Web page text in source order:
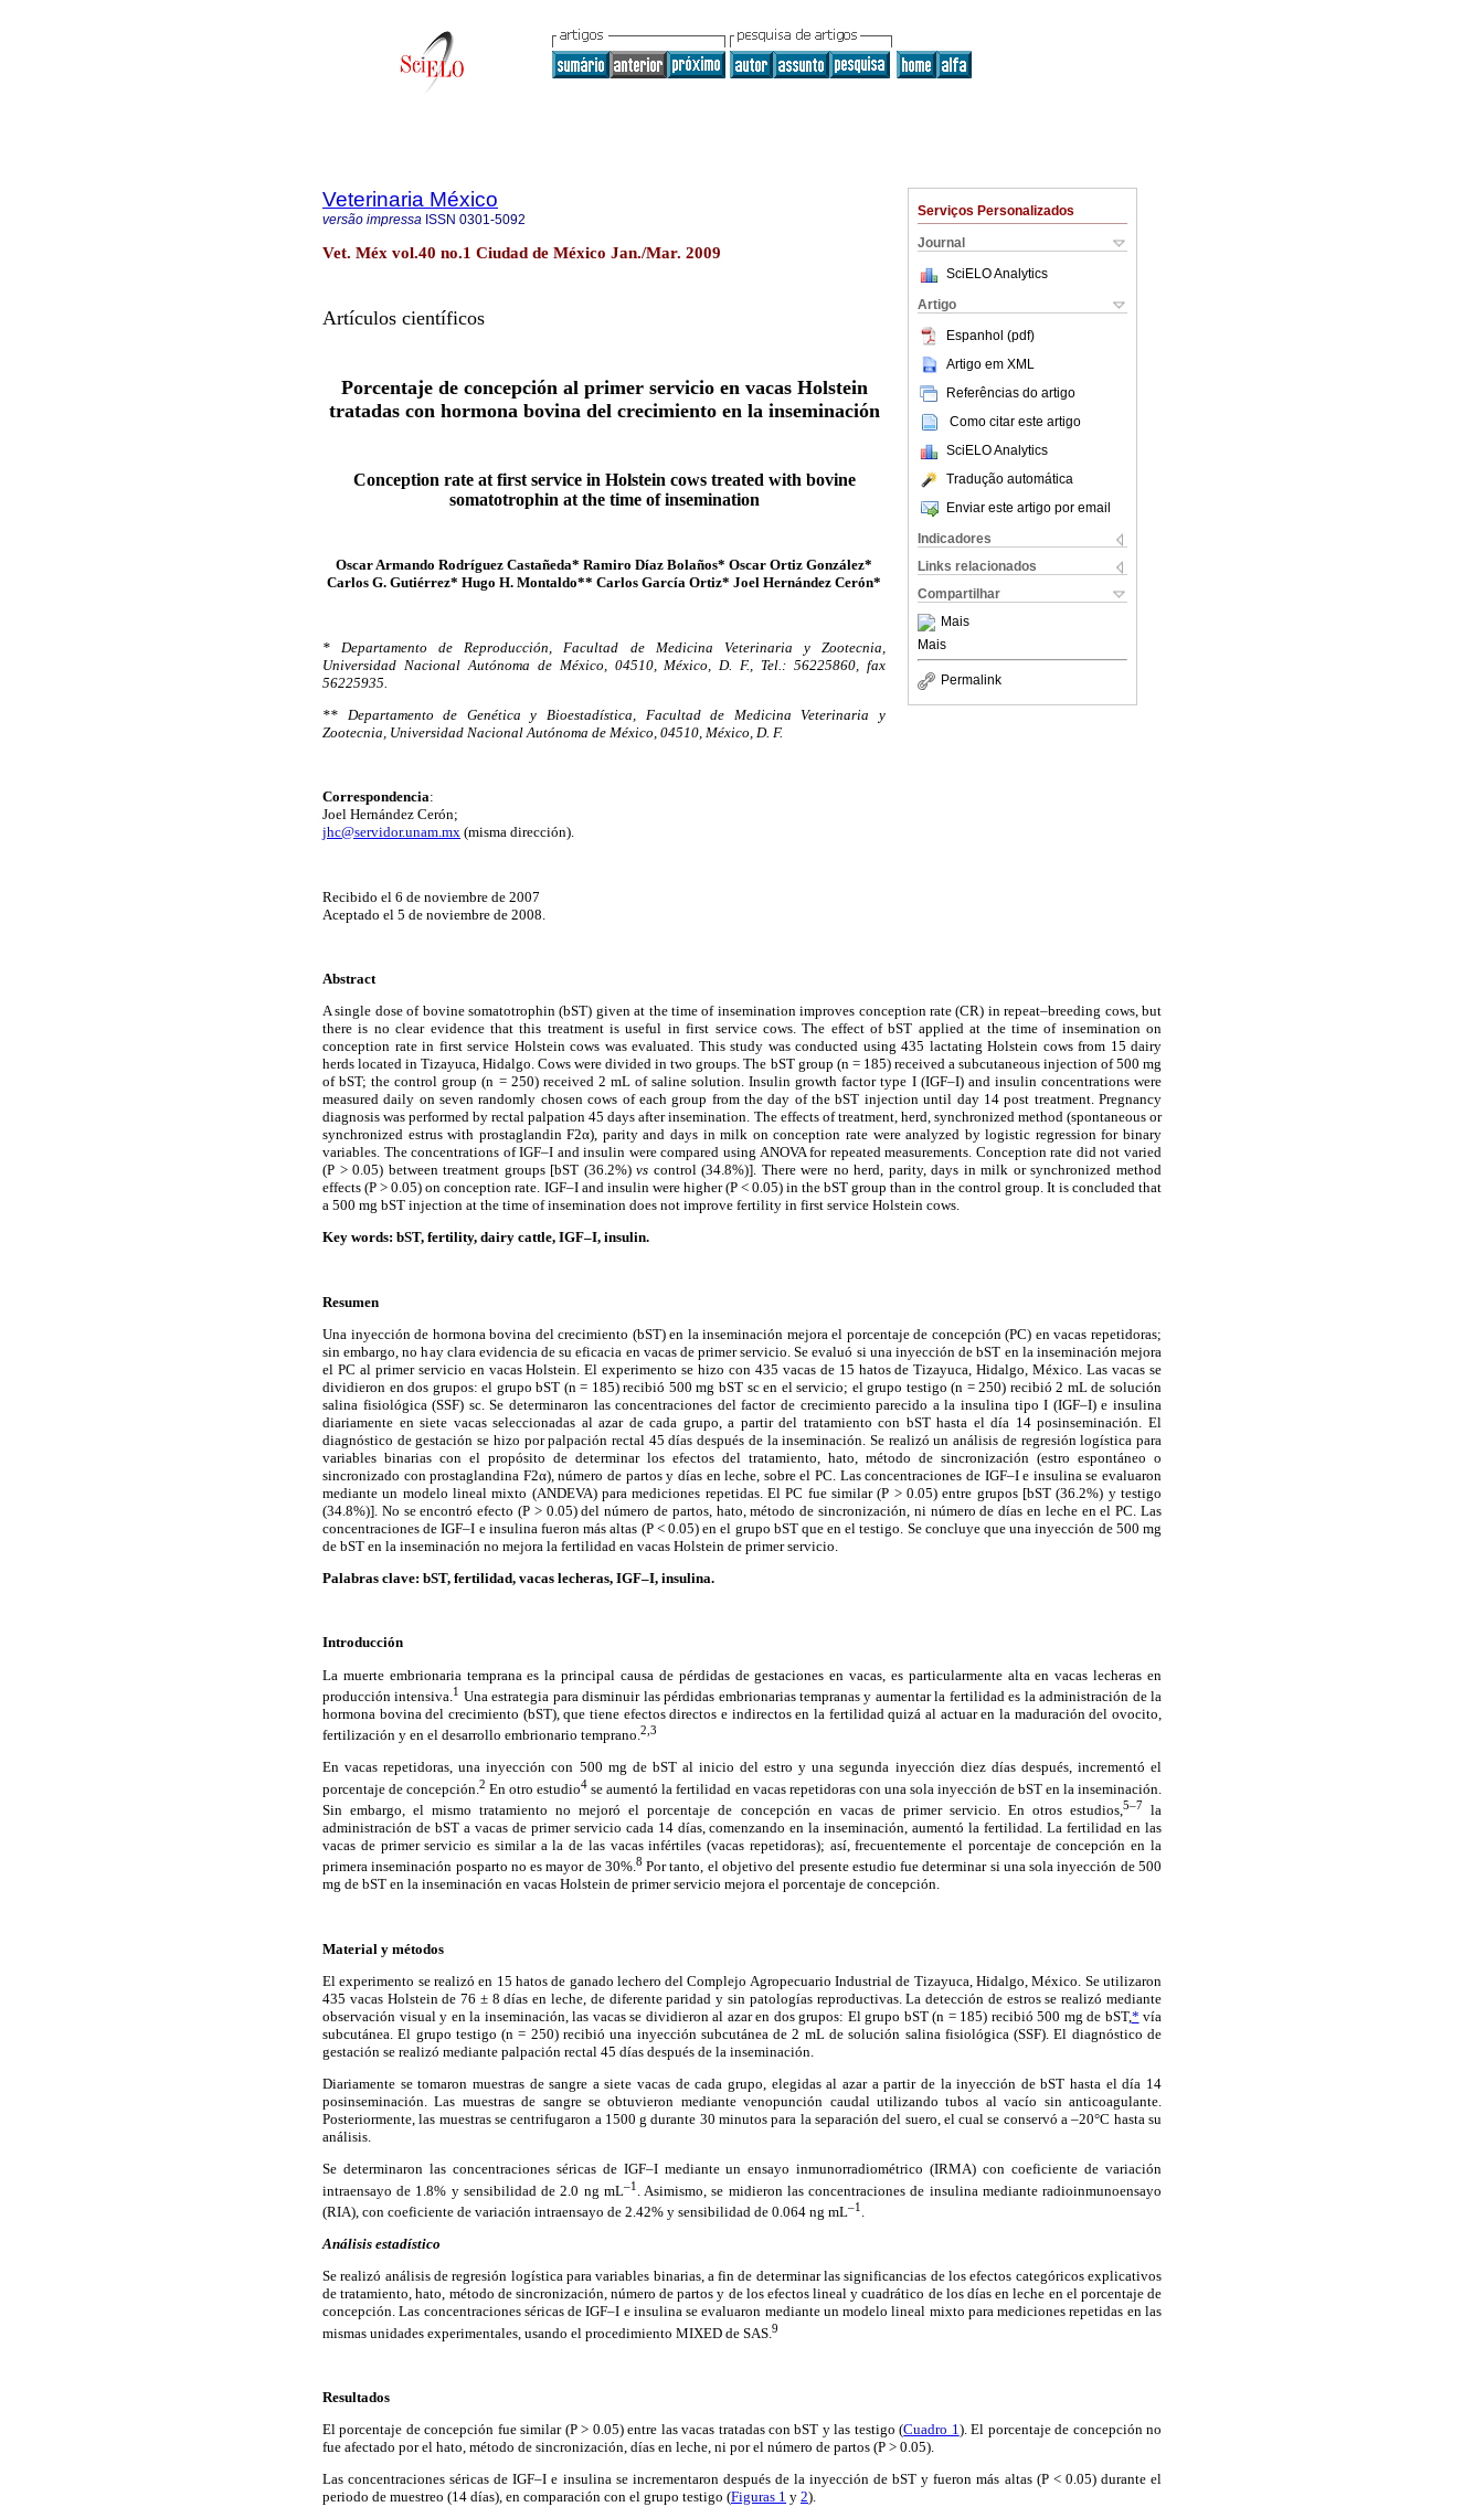
Serviços Personalizados
Journal
SciELO Analytics
Artigo
Espanhol (pdf)
Artigo em XML
Referências do artigo
Como citar este artigo
SciELO Analytics
Tradução automática
Enviar este artigo por email
Indicadores
Links relacionados
Compartilhar
Mais
Mais
Permalink
Veterinaria México
versão impressa ISSN 0301-5092
Vet. Méx vol.40 no.1 Ciudad de México Jan./Mar. 2009
Artículos científicos
Porcentaje de concepción al primer servicio en vacas Holstein
tratadas con hormona bovina del crecimiento en la inseminación
Conception rate at first service in Holstein cows treated with bovine
somatotrophin at the time of insemination
Oscar Armando Rodríguez Castañeda* Ramiro Díaz Bolaños* Oscar Ortiz González*
Carlos G. Gutiérrez* Hugo H. Montaldo** Carlos García Ortiz* Joel Hernández Cerón*
* Departamento de Reproducción, Facultad de Medicina Veterinaria y Zootecnia,
Universidad Nacional Autónoma de México, 04510, México, D. F., Tel.: 56225860, fax
56225935.
** Departamento de Genética y Bioestadística, Facultad de Medicina Veterinaria y
Zootecnia, Universidad Nacional Autónoma de México, 04510, México, D. F.
Correspondencia:
Joel Hernández Cerón;
jhc@servidor.unam.mx (misma dirección).
Recibido el 6 de noviembre de 2007
Aceptado el 5 de noviembre de 2008.
Abstract
A single dose of bovine somatotrophin (bST) given at the time of insemination improves conception rate (CR) in repeat–breeding cows, but
there is no clear evidence that this treatment is useful in first service cows. The effect of bST applied at the time of insemination on
conception rate in first service Holstein cows was evaluated. This study was conducted using 435 lactating Holstein cows from 15 dairy
herds located in Tizayuca, Hidalgo. Cows were divided in two groups. The bST group (n = 185) received a subcutaneous injection of 500 mg
of bST; the control group (n = 250) received 2 mL of saline solution. Insulin growth factor type I (IGF–I) and insulin concentrations were
measured daily on seven randomly chosen cows of each group from the day of the bST injection until day 14 post treatment. Pregnancy
diagnosis was performed by rectal palpation 45 days after insemination. The effects of treatment, herd, synchronized method (spontaneous or
synchronized estrus with prostaglandin F2α), parity and days in milk on conception rate were analyzed by logistic regression for binary
variables. The concentrations of IGF–I and insulin were compared using ANOVA for repeated measurements. Conception rate did not varied
(P > 0.05) between treatment groups [bST (36.2%)vs control (34.8%)]. There were no herd, parity, days in milk or synchronized method
effects (P > 0.05) on conception rate. IGF–I and insulin were higher (P < 0.05) in the bST group than in the control group. It is concluded that
a 500 mg bST injection at the time of insemination does not improve fertility in first service Holstein cows.
Key words: bST, fertility, dairy cattle, IGF–I, insulin.
Resumen
Una inyección de hormona bovina del crecimiento (bST) en la inseminación mejora el porcentaje de concepción (PC) en vacas repetidoras;
sin embargo, no hay clara evidencia de su eficacia en vacas de primer servicio. Se evaluó si una inyección de bST en la inseminación mejora
el PC al primer servicio en vacas Holstein. El experimento se hizo con 435 vacas de 15 hatos de Tizayuca, Hidalgo, México. Las vacas se
dividieron en dos grupos: el grupo bST (n = 185) recibió 500 mg bST sc en el servicio; el grupo testigo (n = 250) recibió 2 mL de solución
salina fisiológica (SSF) sc. Se determinaron las concentraciones del factor de crecimiento parecido a la insulina tipo I (IGF–I) e insulina
diariamente en siete vacas seleccionadas al azar de cada grupo, a partir del tratamiento con bST hasta el día 14 posinseminación. El
diagnóstico de gestación se hizo por palpación rectal 45 días después de la inseminación. Se realizó un análisis de regresión logística para
variables binarias con el propósito de determinar los efectos del tratamiento, hato, método de sincronización (estro espontáneo o
sincronizado con prostaglandina F2α), número de partos y días en leche, sobre el PC. Las concentraciones de IGF–I e insulina se evaluaron
mediante un modelo lineal mixto (ANDEVA) para mediciones repetidas. El PC fue similar (P > 0.05) entre grupos [bST (36.2%) y testigo
(34.8%)]. No se encontró efecto (P > 0.05) del número de partos, hato, método de sincronización, ni número de días en leche en el PC. Las
concentraciones de IGF–I e insulina fueron más altas (P < 0.05) en el grupo bST que en el testigo. Se concluye que una inyección de 500 mg
de bST en la inseminación no mejora la fertilidad en vacas Holstein de primer servicio.
Palabras clave: bST, fertilidad, vacas lecheras, IGF–I, insulina.
Introducción
La muerte embrionaria temprana es la principal causa de pérdidas de gestaciones en vacas, es particularmente alta en vacas lecheras en
producción intensiva. 1 Una estrategia para disminuir las pérdidas embrionarias tempranas y aumentar la fertilidad es la administración de la
hormona bovina del crecimiento (bST), que tiene efectos directos e indirectos en la fertilidad quizá al actuar en la maduración del ovocito,
fertilización y en el desarrollo embrionario temprano.2,3
En vacas repetidoras, una inyección con 500 mg de bST al inicio del estro y una segunda inyección diez días después, incrementó el
porcentaje de concepción.2 En otro estudio4 se aumentó la fertilidad en vacas repetidoras con una sola inyección de bST en la inseminación.
Sin embargo, el mismo tratamiento no mejoró el porcentaje de concepción en vacas de primer servicio. En otros estudios,5–7 la
administración de bST a vacas de primer servicio cada 14 días, comenzando en la inseminación, aumentó la fertilidad. La fertilidad en las
vacas de primer servicio es similar a la de las vacas infértiles (vacas repetidoras); así, frecuentemente el porcentaje de concepción en la
primera inseminación posparto no es mayor de 30%.8 Por tanto, el objetivo del presente estudio fue determinar si una sola inyección de 500
mg de bST en la inseminación en vacas Holstein de primer servicio mejora el porcentaje de concepción.
Material y métodos
El experimento se realizó en 15 hatos de ganado lechero del Complejo Agropecuario Industrial de Tizayuca, Hidalgo, México. Se utilizaron
435 vacas Holstein de 76 ± 8 días en leche, de diferente paridad y sin patologías reproductivas. La detección de estros se realizó mediante
observación visual y en la inseminación, las vacas se dividieron al azar en dos grupos: El grupo bST (n = 185) recibió 500 mg de bST,* vía
subcutánea. El grupo testigo (n = 250) recibió una inyección subcutánea de 2 mL de solución salina fisiológica (SSF). El diagnóstico de
gestación se realizó mediante palpación rectal 45 días después de la inseminación.
Diariamente se tomaron muestras de sangre a siete vacas de cada grupo, elegidas al azar a partir de la inyección de bST hasta el día 14
posinseminación. Las muestras de sangre se obtuvieron mediante venopunción caudal utilizando tubos al vacío sin anticoagulante.
Posteriormente, las muestras se centrifugaron a 1500 g durante 30 minutos para la separación del suero, el cual se conservó a –20°C hasta su
análisis.
Se determinaron las concentraciones séricas de IGF–I mediante un ensayo inmunorradiométrico (IRMA) con coeficiente de variación
intraensayo de 1.8% y sensibilidad de 2.0 ng mL–1
. Asimismo, se midieron las concentraciones de insulina mediante radioinmunoensayo
(RIA), con coeficiente de variación intraensayo de 2.42% y sensibilidad de 0.064 ng mL–1 .
Análisis estadístico
Se realizó análisis de regresión logística para variables binarias, a fin de determinar las significancias de los efectos categóricos explicativos
de tratamiento, hato, método de sincronización, número de partos y de los efectos lineal y cuadrático de los días en leche en el porcentaje de
concepción. Las concentraciones séricas de IGF–I e insulina se evaluaron mediante un modelo lineal mixto para mediciones repetidas en las
mismas unidades experimentales, usando el procedimiento MIXED de SAS. 9
Resultados
El porcentaje de concepción fue similar (P > 0.05) entre las vacas tratadas con bST y las testigo (Cuadro 1). El porcentaje de concepción no
fue afectado por el hato, método de sincronización, días en leche, ni por el número de partos (P > 0.05).
Las concentraciones séricas de IGF–I e insulina se incrementaron después de la inyección de bST y fueron más altas (P < 0.05) durante el
periodo de muestreo (14 días), en comparación con el grupo testigo (Figuras 1 y 2).